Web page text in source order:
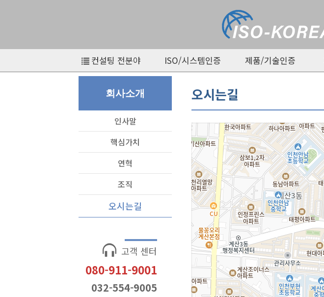
컨설팅 전분야 ISO/시스템인증 제품/기술인증
회사소개
인사말
핵심가치
연혁
조직
오시는길
고객 센터
080-911-9001
032-554-9005
오시는길